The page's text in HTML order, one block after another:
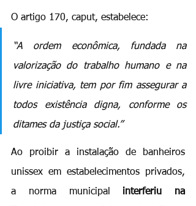
O artigo 170, caput, estabelece:
“A ordem econômica, fundada na
valorização do trabalho humano e na
livre iniciativa, tem por fim assegurar a
todos existência digna, conforme os
ditames da justiça social.”
Ao proibir a instalação de banheiros
unissex em estabelecimentos privados,
a norma municipal interferiu na